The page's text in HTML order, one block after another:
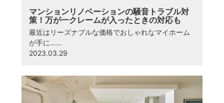
マンションリノベーションの騒音トラブル対
策！万が一クレームが入ったときの対応も
最近はリーズナブルな価格でおしゃれなマイホーム
が手に……
2023.03.29